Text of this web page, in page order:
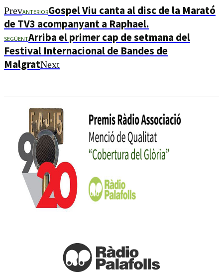
PrevANTERIORGospel Viu canta al disc de la Marató
de TV3 acompanyant a Raphael.
SEGÜENTArriba el primer cap de setmana del
Festival Internacional de Bandes de
MalgratNext